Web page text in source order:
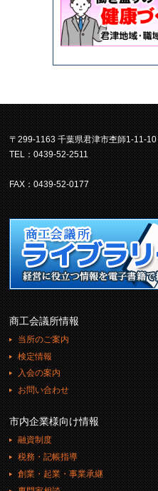
〒299-1163 千葉県君津市杢師1-11-10
TEL：0439-52-2511
FAX：0439-52-0177
商工会議所情報
当所のご案内
検定情報
入会の案内
お問い合わせ
市内企業様向け情報
融資制度
税務・記帳指導
創業・起業・事業承継